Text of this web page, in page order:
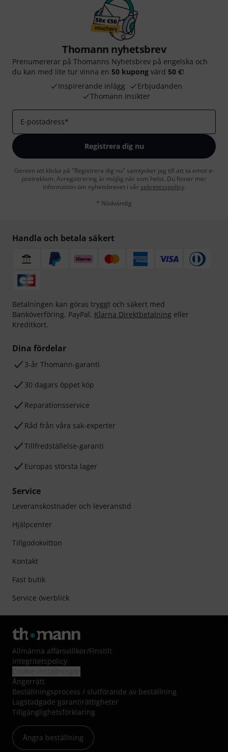
Thomann nyhetsbrev
Prenumererar på Thomanns Nyhetsbrev på engelska och
du kan med lite tur vinna en 50 kupong värd 50 €!
Inspirerande inlägg
Erbjudanden
Thomann Insikter
E-postadress*
Registrera dig nu
Genom att klicka på "Registrera dig nu" samtycker jag till att ta emot e-
postreklam. Avregistrering är möjlig när som helst. Du finner mer
information om nyhetsbrevet i vår sekretesspolicy.
* Nödvändig
Handla och betala säkert
Betalningen kan göras tryggt och säkert med
Banköverföring, PayPal, Klarna Direktbetalning eller
Kreditkort.
Dina fördelar
3-år Thomann-garanti
30 dagars öppet köp
Reparationsservice
Råd från våra sak-experter
Tillfredställelse-garanti
Europas största lager
Service
Leveranskostnader och leveranstid
Hjälpcenter
Tillgodokvitton
Kontakt
Fast butik
Service överblick
Allmänna affärsvillkor/Finstilt
Integritetspolicy
Ångerrätt
Beställningsprocess / slutförande av beställning
Lagstadgade garantirättigheter
Tillgänglighetsförklaring
Ångra beställning